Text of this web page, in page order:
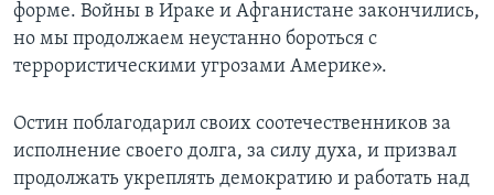
форме. Войны в Ираке и Афганистане закончились,
но мы продолжаем неустанно бороться с
террористическими угрозами Америке».
Остин поблагодарил своих соотечественников за
исполнение своего долга, за силу духа, и призвал
продолжать укреплять демократию и работать над